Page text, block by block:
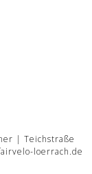
| Teichstraße
loerrach.de